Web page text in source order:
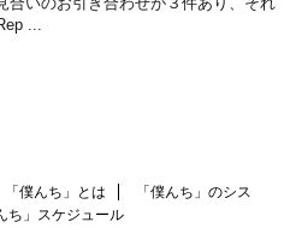
...
「僕んち」とは
「僕んち」のシス
ち」スケジュール